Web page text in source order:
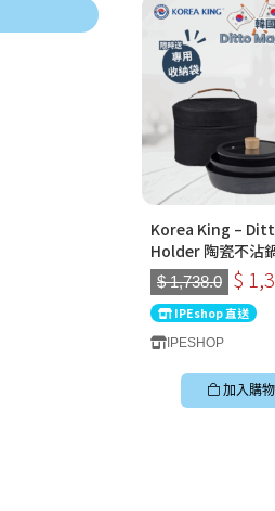
Korea King –
Holder 陶瓷不沾
(炭黑色) | 韓國製
鍋
$ 1,738.0 $
IPEshop 直送
IPESHOP
加入購